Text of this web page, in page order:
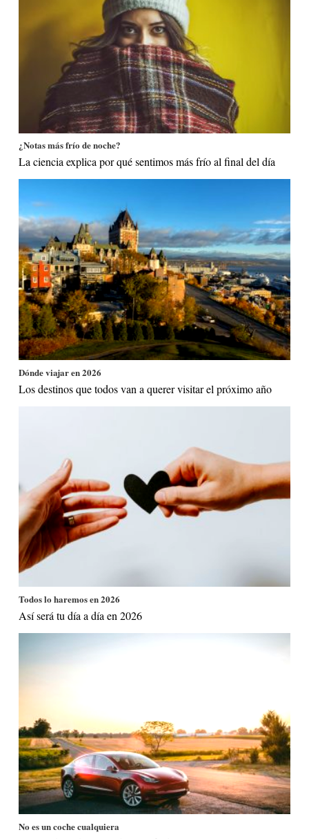
¿Notas más frío de noche?
La ciencia explica por qué sentimos más frío al final del día
Dónde viajar en 2026
Los destinos que todos van a querer visitar el próximo año
Todos lo haremos en 2026
Así será tu día a día en 2026
No es un coche cualquiera